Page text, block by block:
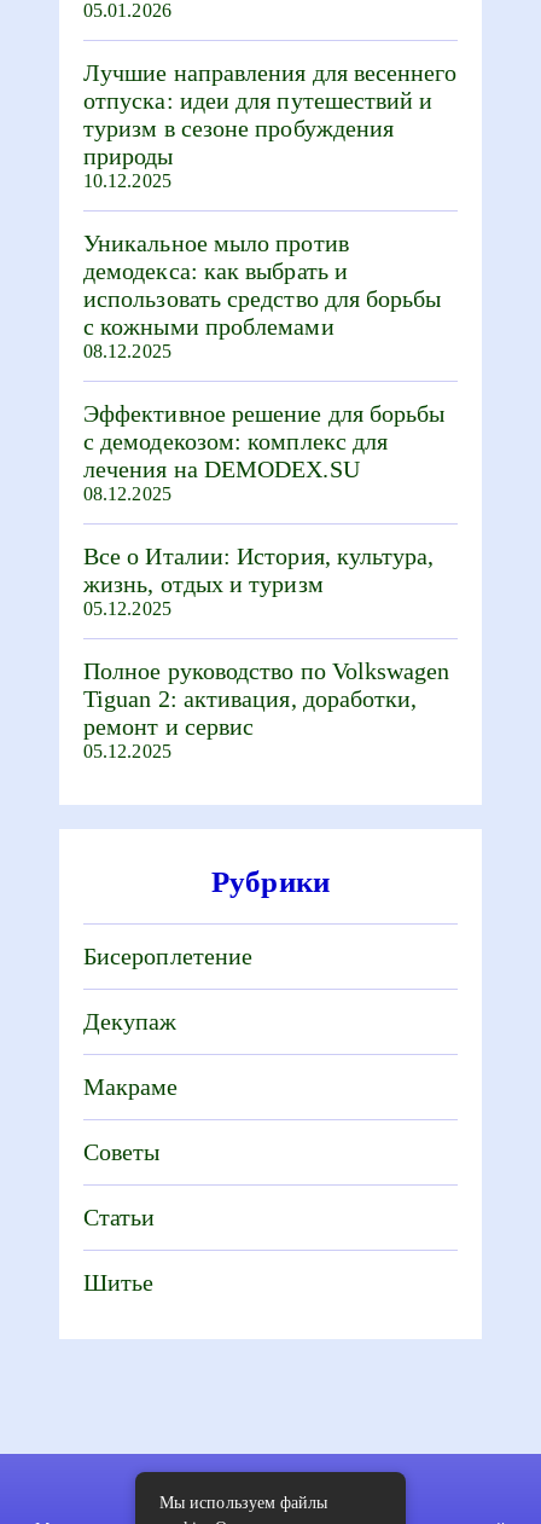
05.01.2026
Лучшие направления для весеннего
отпуска: идеи для путешествий и
туризм в сезоне пробуждения
природы
10.12.2025
Уникальное мыло против
демодекса: как выбрать и
использовать средство для борьбы
с кожными проблемами
08.12.2025
Эффективное решение для борьбы
с демодекозом: комплекс для
лечения на DEMODEX.SU
08.12.2025
Все о Италии: История, культура,
жизнь, отдых и туризм
05.12.2025
Полное руководство по Volkswagen
Tiguan 2: активация, доработки,
ремонт и сервис
05.12.2025
Рубрики
Бисероплетение
Декупаж
Макраме
Советы
Статьи
Шитье
Мы используем файлы